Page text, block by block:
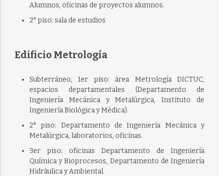
Alumnos, oficinas de proyectos alumnos.
2° piso: sala de estudios
Edificio Metrología
Subterráneo, 1er piso: área Metrología DICTUC,
espacios departamentales (Departamento de
Ingeniería Mecánica y Metalúrgica, Instituto de
Ingeniería Biológica y Médica).
2° piso: Departamento de Ingeniería Mecánica y
Metalúrgica, laboratorios, oficinas.
3er piso: oficinas Departamento de Ingeniería
Química y Bioprocesos, Departamento de Ingeniería
Hidráulica y Ambiental.